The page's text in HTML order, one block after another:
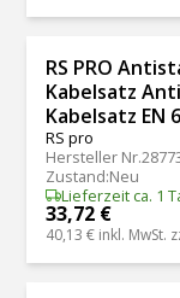
RS PRO
Kabelsatz
Kabelsatz EN
RS pro
Hersteller Nr.
Zustand:Neu
Lieferzeit ca. 1
33,72 €
40,13 € inkl. MwSt.